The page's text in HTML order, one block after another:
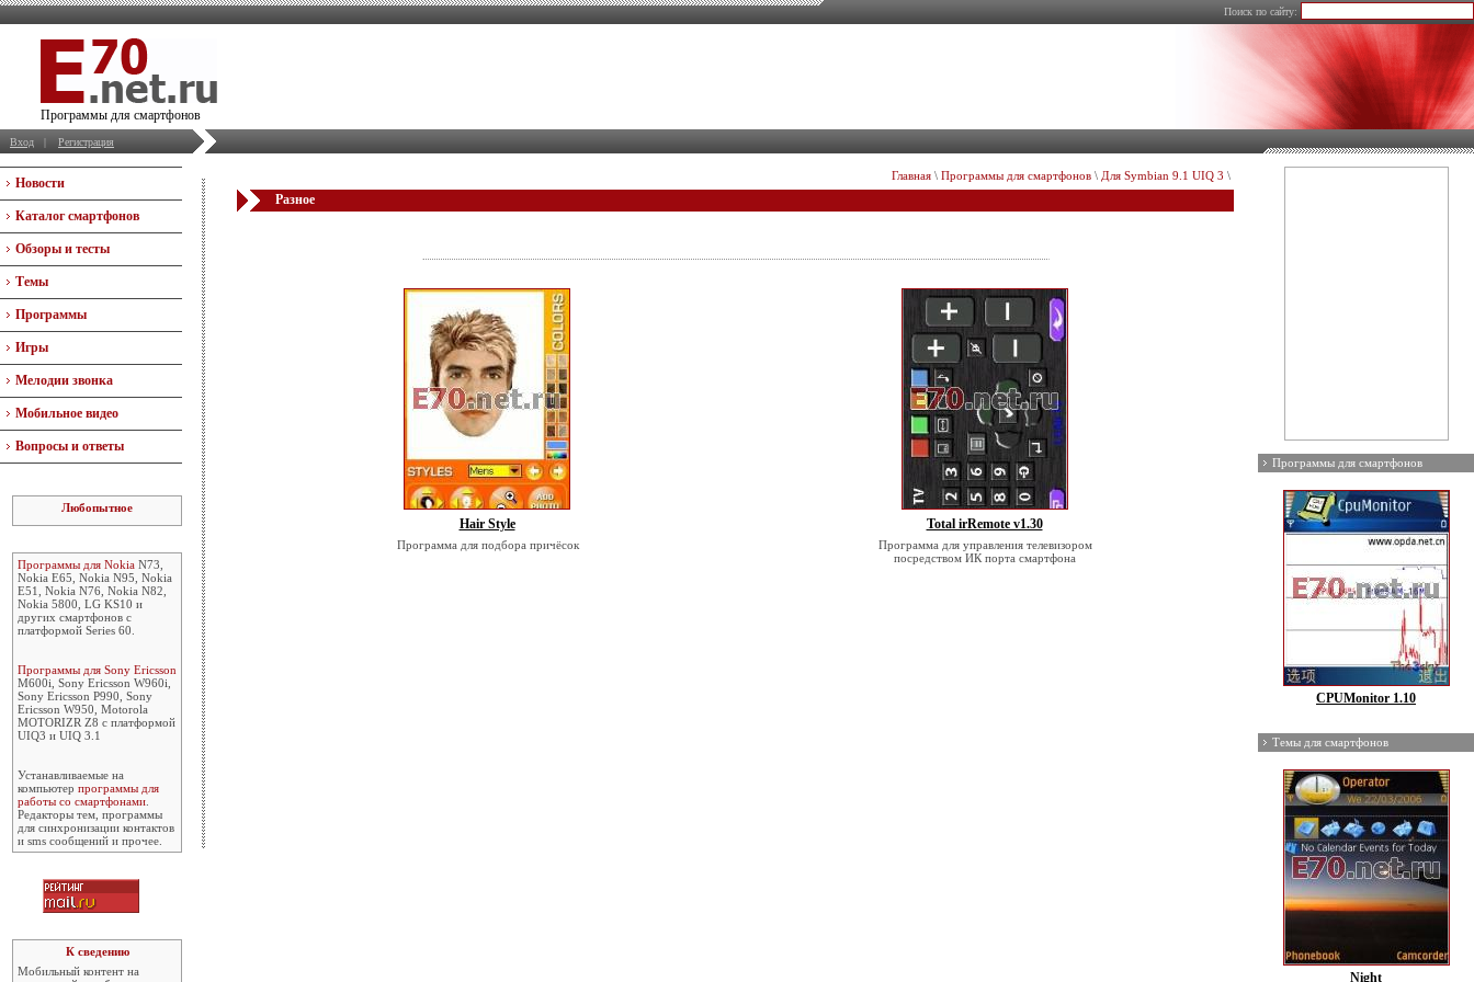
Поиск по сайту:
Программы для смартфонов
Вход | Регистрация
Новости
Каталог смартфонов
Обзоры и тесты
Темы
Программы
Игры
Мелодии звонка
Мобильное видео
Вопросы и ответы
Любопытное
Программы для Nokia N73,
Nokia E65, Nokia N95, Nokia
E51, Nokia N76, Nokia N82,
Nokia 5800, LG KS10 и
других смартфонов с
платформой Series 60.
Программы для Sony Ericsson
M600i, Sony Ericsson W960i,
Sony Ericsson P990, Sony
Ericsson W950, Motorola
MOTORIZR Z8 с платформой
UIQ3 и UIQ 3.1
Устанавливаемые на
компьютер программы для
работы со смартфонами
Редакторы тем, программы
для синхронизации контактов
и sms сообщений и прочее.
К сведению
Мобильный контент на
Главная \ Программы для смартфонов \ Для Symbian 9.1 UIQ 3 \
Разное
Hair Style
Программа для подбора причёсок
Total irRemote v1.30
Программа для управления телевизором
посредством ИК порта смартфона
Программы для смартфонов
CPUMonitor 1.10
Темы для смартфонов
Night